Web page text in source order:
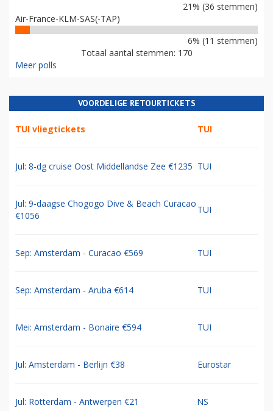
21% (36 stemmen)
Air-France-KLM-SAS(-TAP)
6% (11 stemmen)
Totaal aantal stemmen: 170
Meer polls
VOORDELIGE RETOURTICKETS
TUI vliegtickets TUI
Jul: 8-dg cruise Oost Middellandse Zee €1235 TUI
Jul: 9-daagse Chogogo Dive & Beach Curacao
€1056
TUI
Sep: Amsterdam - Curacao €569 TUI
Sep: Amsterdam - Aruba €614 TUI
Mei: Amsterdam - Bonaire €594 TUI
Jul: Amsterdam - Berlijn €38 Eurostar
Jul: Rotterdam - Antwerpen €21 NS